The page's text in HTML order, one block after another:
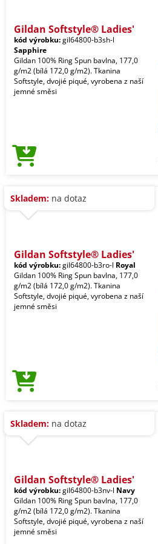
Gildan Softstyle® Ladies'
kód výrobku:gil64800-b3sh-l
Sapphire
Gildan 100% Ring Spun bavlna, 177,0
g/m2 (bílá 172,0 g/m2). Tkanina
Softstyle, dvojié piqué, vyrobena z naší
jemné směsi
Skladem: na dotaz
Gildan Softstyle® Ladies'
kód výrobku:gil64800-b3ro-l Royal
Gildan 100% Ring Spun bavlna, 177,0
g/m2 (bílá 172,0 g/m2). Tkanina
Softstyle, dvojié piqué, vyrobena z naší
jemné směsi
Skladem: na dotaz
Gildan Softstyle® Ladies'
kód výrobku:gil64800-b3nv-l Navy
Gildan 100% Ring Spun bavlna, 177,0
g/m2 (bílá 172,0 g/m2). Tkanina
Softstyle, dvojié piqué, vyrobena z naší
jemné směsi